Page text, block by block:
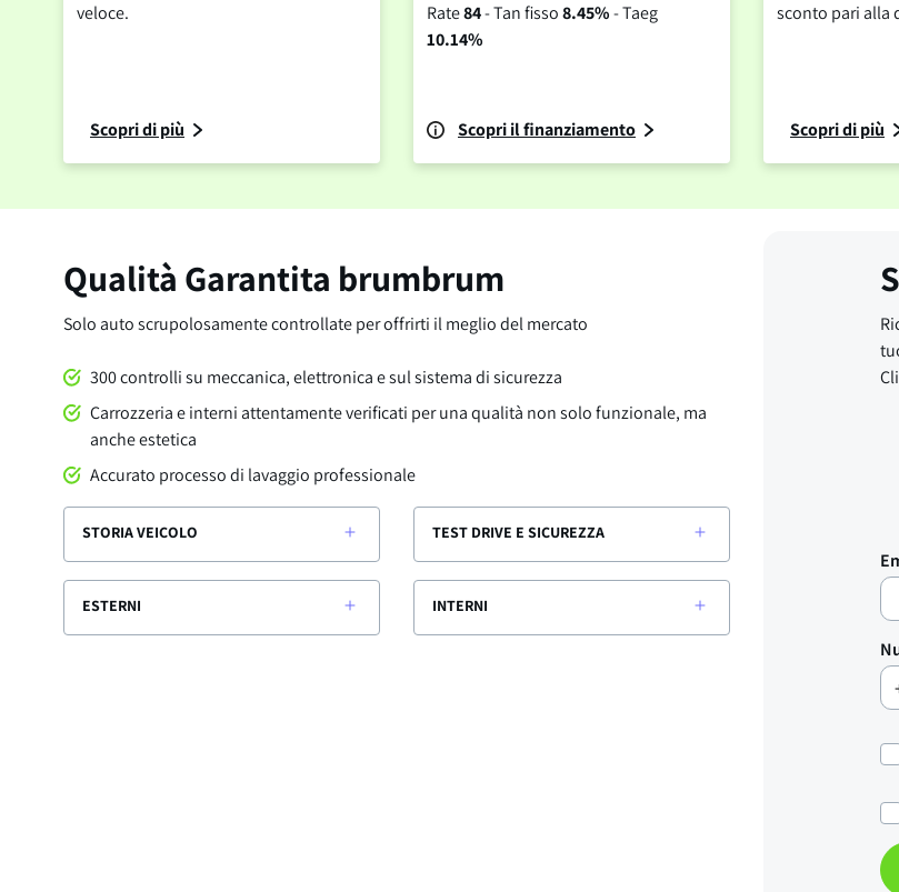
veloce.
Scopri di più
Rate84- Tan fisso8.45%- Taeg
10.14%
Scopri il finanziamento
sconto pari alla
Scopri di più
Qualità Garantita brumbrum
Solo auto scrupolosamente controllate per offrirti il meglio del mercato
300 controlli su meccanica, elettronica e sul sistema di sicurezza
Carrozzeria e interni attentamente verificati per una qualità non solo funzionale, ma
anche estetica
Accurato processo di lavaggio professionale
STORIA VEICOLO TEST DRIVE E SICUREZZA
ESTERNI INTERNI